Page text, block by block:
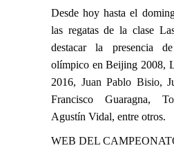
Desde hoy hasta el
las regatas de la clase
destacar la presencia
olímpico en Beijing 2008,
2016, Juan Pablo Bisio,
Francisco Guaragna,
Agustín Vidal, entre otros.
WEB DEL